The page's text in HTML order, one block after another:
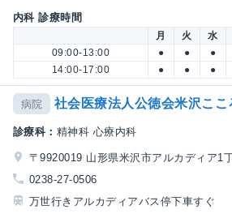
内科 診療時間
月 火 水
09:00-13:00
● ● ●
14:00-17:00
● ● ●
病院 社会医療法人公徳会米沢ここ
診療科： 精神科 心療内科
〒9920019 山形県米沢市アルカディア1
0238-27-0506
万世行きアルカディアバス停下車すぐ